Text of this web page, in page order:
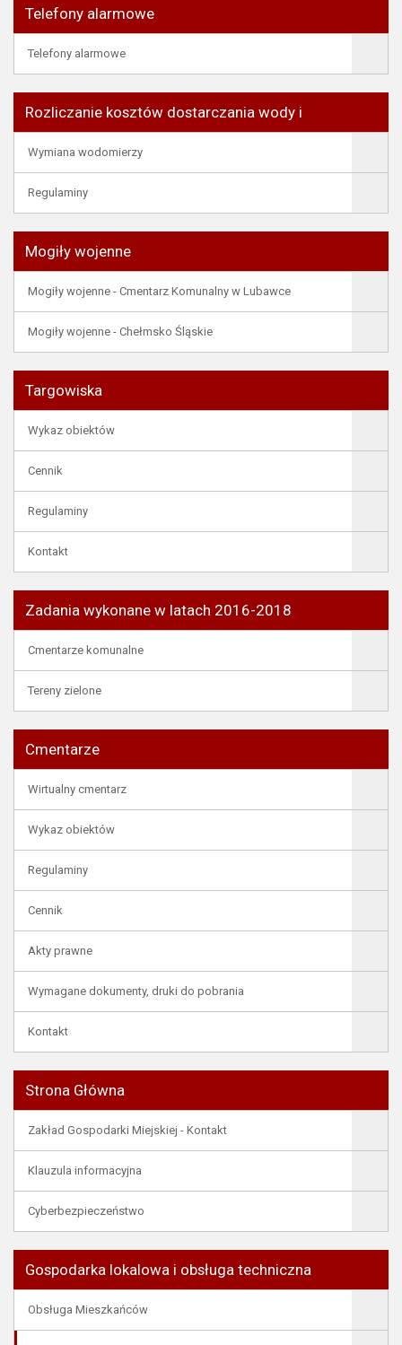
Telefony alarmowe
Telefony alarmowe
Rozliczanie kosztów dostarczania wody i
Wymiana wodomierzy
Regulaminy
Mogiły wojenne
Mogiły wojenne - Cmentarz Komunalny w Lubawce
Mogiły wojenne - Chełmsko Śląskie
Targowiska
Wykaz obiektów
Cennik
Regulaminy
Kontakt
Zadania wykonane w latach 2016-2018
Cmentarze komunalne
Tereny zielone
Cmentarze
Wirtualny cmentarz
Wykaz obiektów
Regulaminy
Cennik
Akty prawne
Wymagane dokumenty, druki do pobrania
Kontakt
Strona Główna
Zakład Gospodarki Miejskiej - Kontakt
Klauzula informacyjna
Cyberbezpieczeństwo
Gospodarka lokalowa i obsługa techniczna
Obsługa Mieszkańców